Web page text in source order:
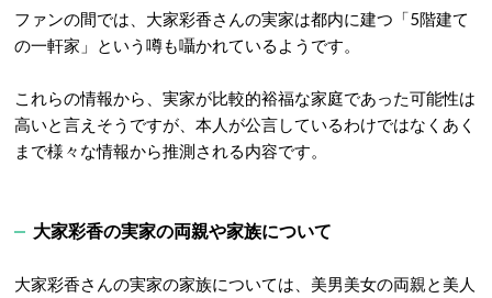
ファンの間では、大家彩香さんの実家は都内に建つ 「5階建て
の一軒家」という噂も囁かれているようです。
これらの情報から、実家が比較的裕福な家庭であった可能性は
高いと言えそうですが、本人が公言しているわけではなくあく
まで様々な情報から推測される内容です。
大家彩香の実家の両親や家族について
大家彩香さんの実家の家族については、美男美女の両親と美人